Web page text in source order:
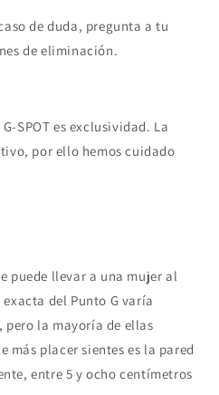
de duda, pregunta a tu
de eliminación.
SPOT es exclusividad. La
por ello hemos cuidado
puede llevar a una mujer al
del Punto G varía
pero la mayoría de ellas
más placer sientes es la pared
entre 5 y ocho centímetros